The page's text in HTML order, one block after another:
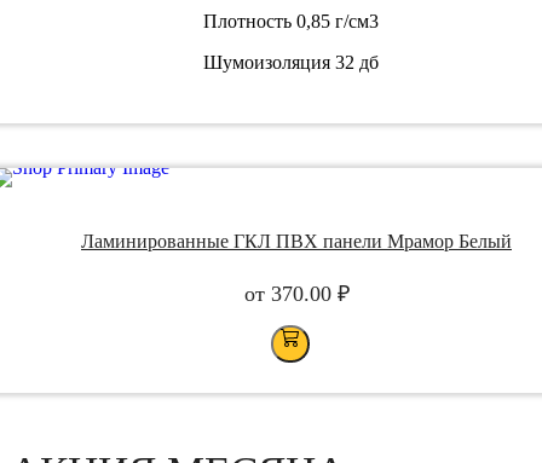
Плотность0,85 г/см3
Шумоизоляция32 дб
Ламинированные ГКЛ ПВХ панели Мрамор Белый
от 370.00 ₽